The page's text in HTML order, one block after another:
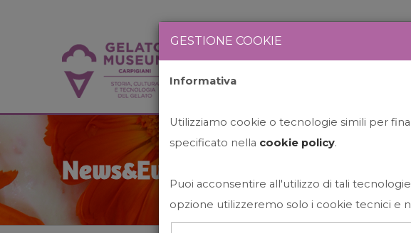
News&Events
GESTIONE COOKIE
Informativa
Utilizziamo cookie o tecnologie simili per
specificato nella cookie policy.
Puoi acconsentire all'utilizzo di tali
opzione utilizzeremo solo i cookie tecnici e